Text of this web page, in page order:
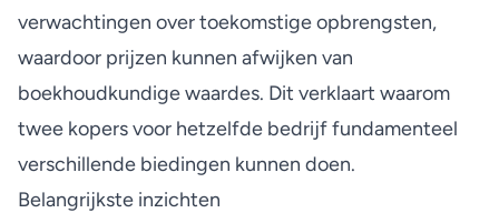
verwachtingen over toekomstige opbrengsten,
waardoor prijzen kunnen afwijken van
boekhoudkundige waardes. Dit verklaart waarom
twee kopers voor hetzelfde bedrijf fundamenteel
verschillende biedingen kunnen doen.
Belangrijkste inzichten